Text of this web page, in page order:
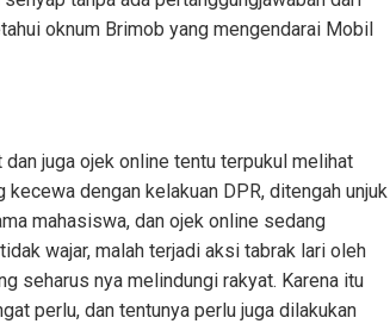
oknum Brimob yang mengendarai Mobil
juga ojek online tentu terpukul melihat
dengan kelakuan DPR, ditengah unjuk
mahasiswa, dan ojek online sedang
wajar, malah terjadi aksi tabrak lari oleh
seharus nya melindungi rakyat. Karena itu
perlu, dan tentunya perlu juga dilakukan